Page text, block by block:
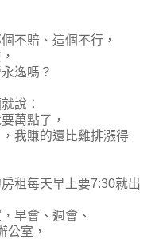
不賠、這個不行，
逸嗎？
說：
萬點了，
我賺的還比雞排漲得
租每天早上要7:30就出
早會、週會、
公室，